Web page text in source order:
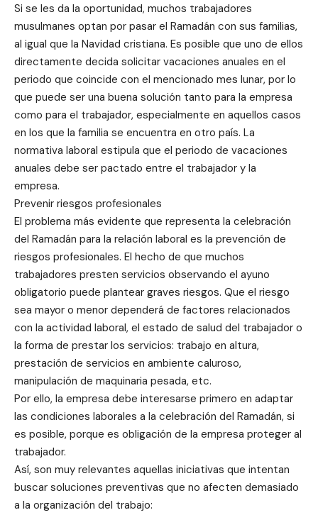
Si se les da la oportunidad, muchos trabajadores
musulmanes optan por pasar el Ramadán con sus familias,
al igual que la Navidad cristiana. Es posible que uno de ellos
directamente decida solicitar vacaciones anuales en el
periodo que coincide con el mencionado mes lunar, por lo
que puede ser una buena solución tanto para la empresa
como para el trabajador, especialmente en aquellos casos
en los que la familia se encuentra en otro país. La
normativa laboral estipula que el periodo de vacaciones
anuales debe ser pactado entre el trabajador y la
empresa.
Prevenir riesgos profesionales
El problema más evidente que representa la celebración
del Ramadán para la relación laboral es la prevención de
riesgos profesionales. El hecho de que muchos
trabajadores presten servicios observando el ayuno
obligatorio puede plantear graves riesgos. Que el riesgo
sea mayor o menor dependerá de factores relacionados
con la actividad laboral, el estado de salud del trabajador o
la forma de prestar los servicios: trabajo en altura,
prestación de servicios en ambiente caluroso,
manipulación de maquinaria pesada, etc.
Por ello, la empresa debe interesarse primero en adaptar
las condiciones laborales a la celebración del Ramadán, si
es posible, porque es obligación de la empresa proteger al
trabajador.
Así, son muy relevantes aquellas iniciativas que intentan
buscar soluciones preventivas que no afecten demasiado
a la organización del trabajo: